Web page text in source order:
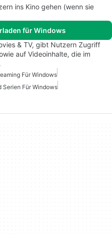
ins Kino gehen (wenn sie
für Windows
& TV, gibt Nutzern Zugriff
auf Videoinhalte, die im
Für Windows
Serien Für Windows